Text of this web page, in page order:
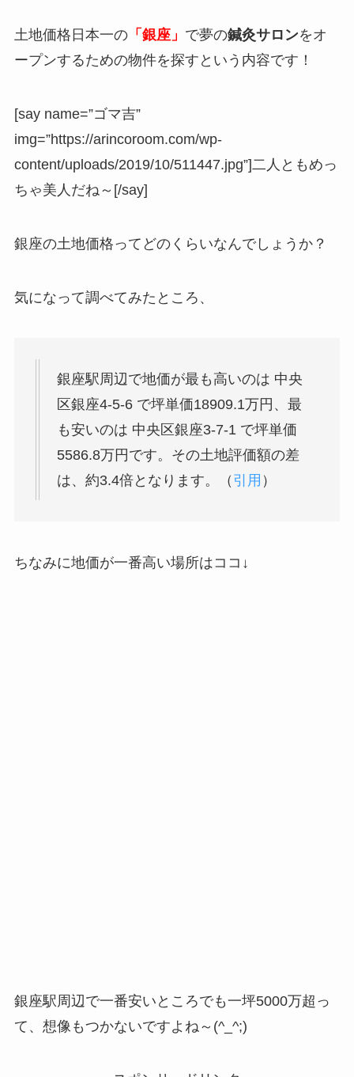
土地価格日本一の「銀座」 で夢の鍼灸サロンをオ
ープンするための物件を探すという内容です！
[say name=”ゴマ吉”
img=”https://arincoroom.com/wp-
content/uploads/2019/10/511447.jpg”]二人ともめっ
ちゃ美人だね～[/say]
銀座の土地価格ってどのくらいなんでしょうか？
気になって調べてみたところ、
銀座駅周辺で地価が最も高いのは 中央
区銀座4-5-6 で坪単価18909.1万円、最
も安いのは 中央区銀座3-7-1 で坪単価
5586.8万円です。その土地評価額の差
は、約3.4倍となります。（ 引用 ）
ちなみに地価が一番高い場所はココ↓
銀座駅周辺で一番安いところでも一坪5000万超っ
て、想像もつかないですよね～(^_^;)